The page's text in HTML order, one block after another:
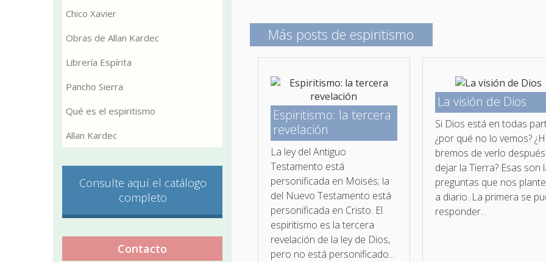
Más posts de espiritismo
Espiritismo: la tercera
revelación
La ley del Antiguo
Testamento está
personificada en Moisés; la
del Nuevo Testamento está
personificada en Cristo. El
espiritismo es la tercera
revelación de la ley de Dios,
pero no está personificado...
La visión de Dios
Si Dios está en todas
¿por qué no lo vemos?
bremos de verlo
dejar la Tierra? Esas son
preguntas que nos
a diario. La primera se
responder...
Chico Xavier
Obras de Allan Kardec
Librería Espírita
Pancho Sierra
Qué es el espiritismo
Allan Kardec
Consulte aquí el catálogo
completo
Contacto